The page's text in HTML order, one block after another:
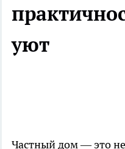
уют
Частный дом — это